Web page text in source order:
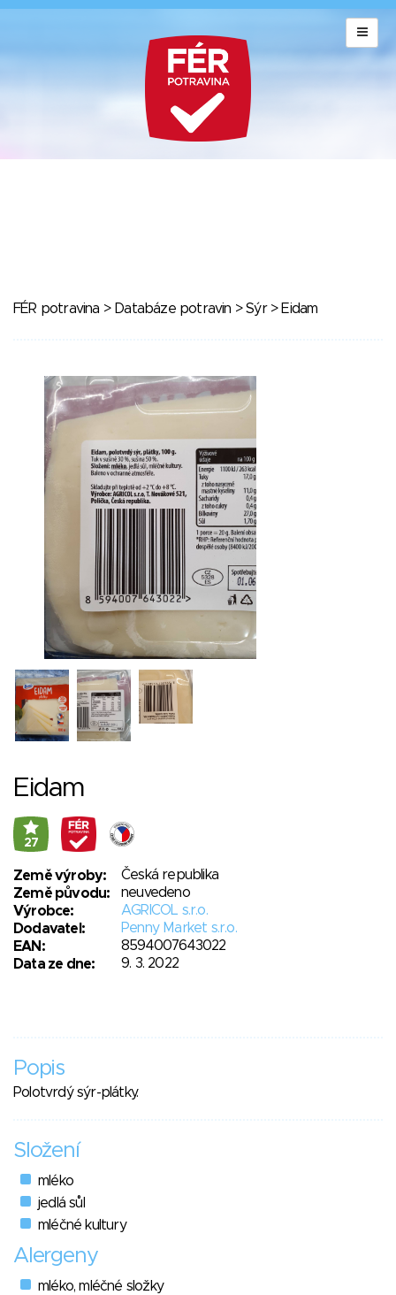
FÉR potravina > Databáze potravin >Sýr> Eidam
Eidam
27
Země výroby:
Česká republika
Země původu:
neuvedeno
Výrobce:
AGRICOL s.r.o.
Dodavatel:
Penny Market s.r.o.
EAN:
8594007643022
Data ze dne:
9. 3. 2022
Popis
Polotvrdý sýr-plátky.
Složení
mléko
jedlá sůl
mléčné kultury
Alergeny
mléko, mléčné složky